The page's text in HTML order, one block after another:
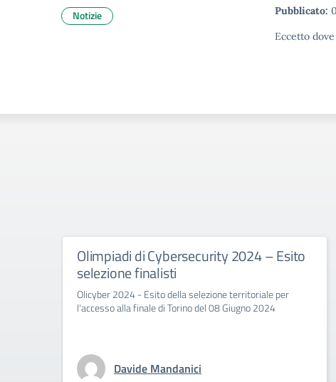
Pubblicato:
Eccetto
Notizie
Olimpiadi di Cybersecurity 2024 – Esito
selezione finalisti
Olicyber 2024 - Esito della selezione territoriale per
l'accesso alla finale di Torino del 08 Giugno 2024
Davide Mandanici